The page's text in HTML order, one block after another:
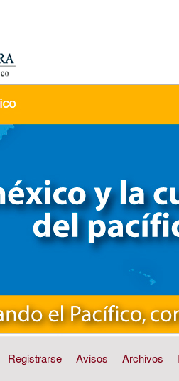
Registrarse Avisos Archivos